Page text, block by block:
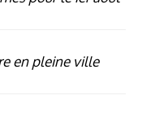
en pleine ville